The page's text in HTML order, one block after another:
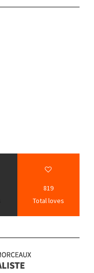
819
Total loves